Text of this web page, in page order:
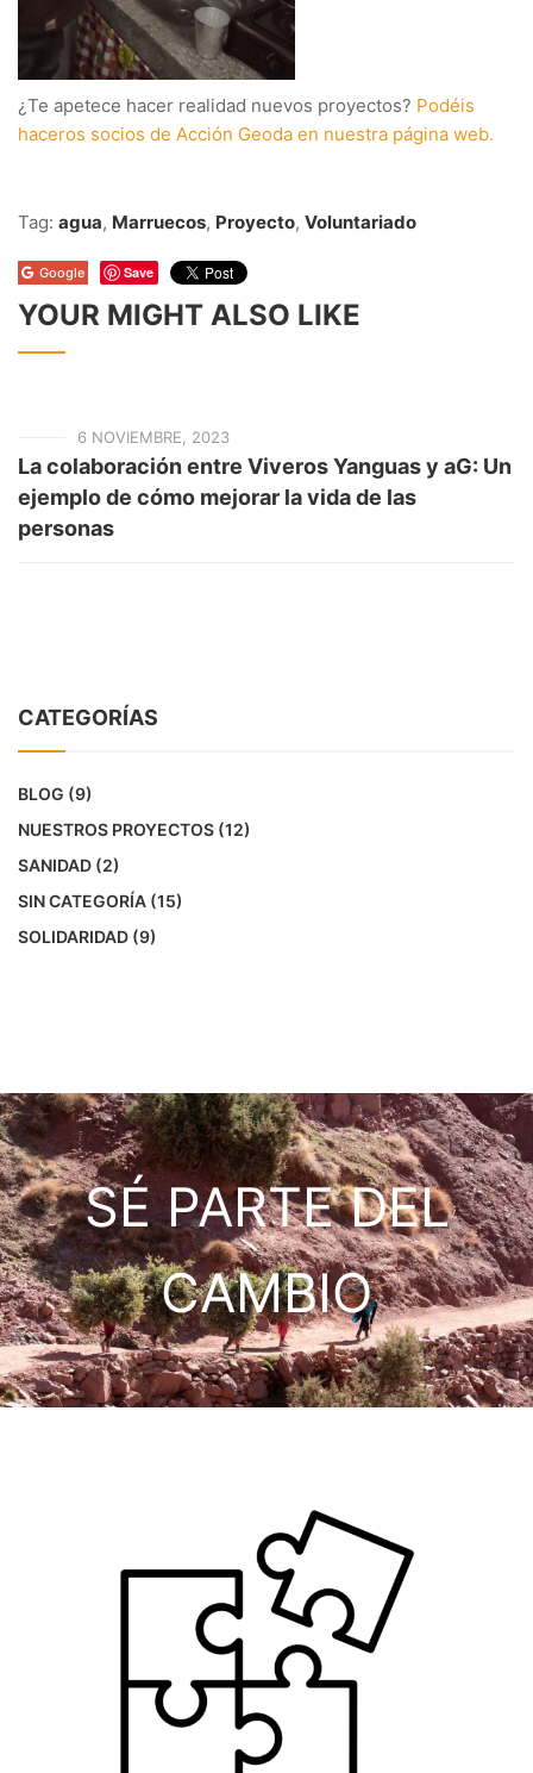
¿Te apetece hacer realidad nuevos proyectos? Podéis
haceros socios de Acción Geoda en nuestra página web.
Tag: agua, Marruecos, Proyecto, Voluntariado
Google Save
YOUR MIGHT ALSO LIKE
6 NOVIEMBRE, 2023
La colaboración entre Viveros Yanguas y aG: Un
ejemplo de cómo mejorar la vida de las
personas
CATEGORÍAS
BLOG (9)
NUESTROS PROYECTOS (12)
SANIDAD (2)
SIN CATEGORÍA (15)
SOLIDARIDAD (9)
SÉ PARTE DEL
CAMBIO